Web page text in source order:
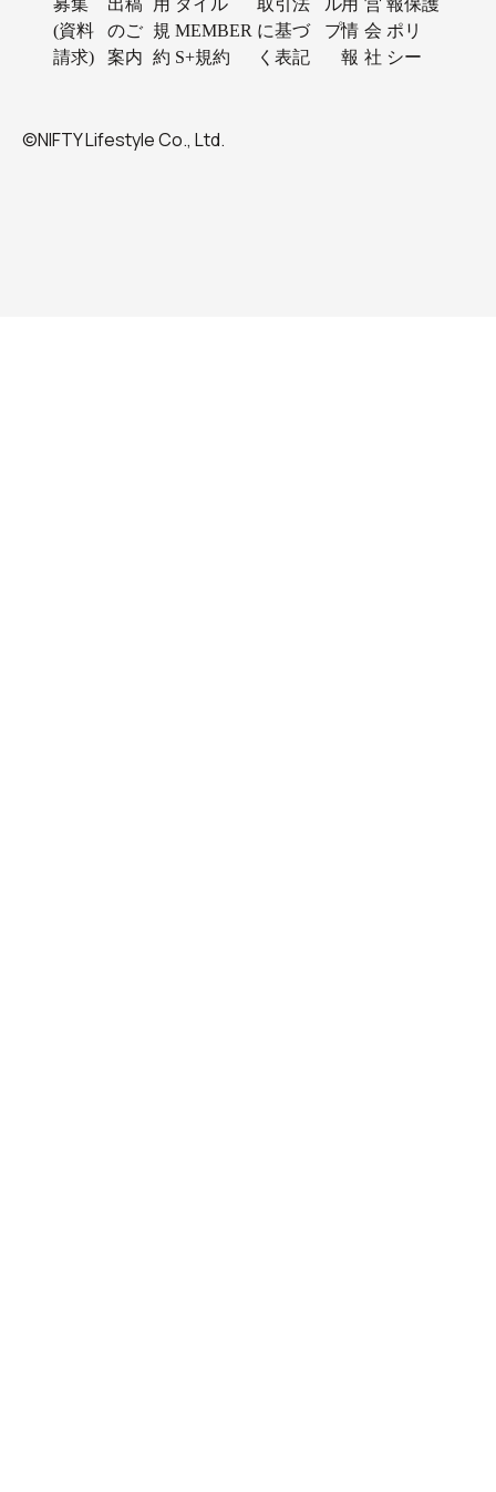
(資料
請求)
のご
案内
規
約
MEMBER
S+規約
に基づ
く表記
プ情
報
会
社
ポリ
シー
©NIFTY Lifestyle Co., Ltd.